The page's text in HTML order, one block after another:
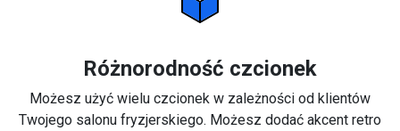
Różnorodność czcionek
Możesz użyć wielu czcionek w zależności od klientów
Twojego salonu fryzjerskiego. Możesz dodać akcent retro